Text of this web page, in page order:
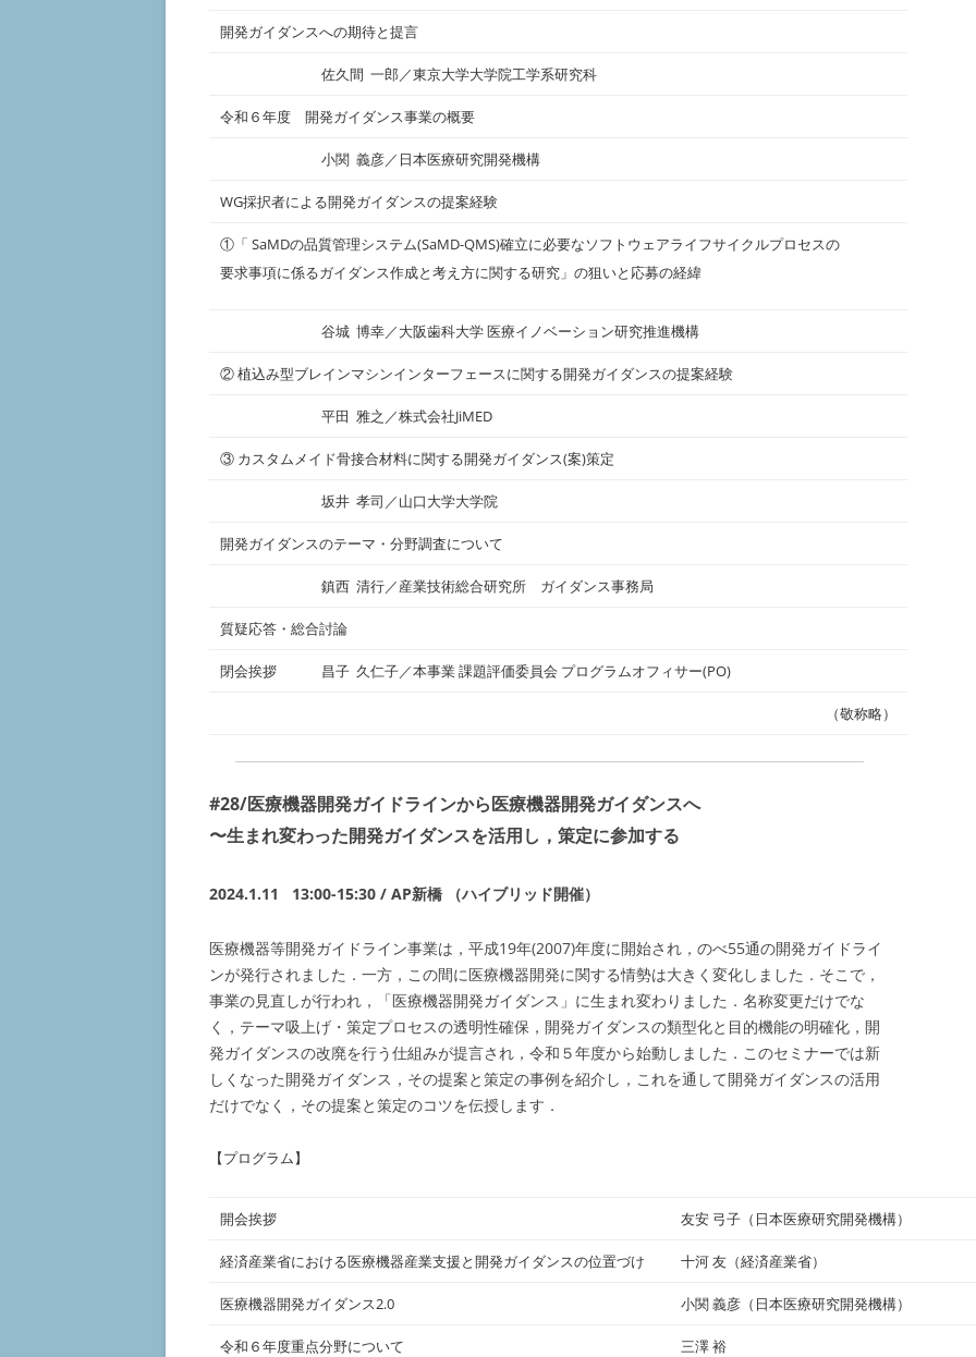
開発ガイダンスへの期待と提言
佐久間 一郎／東京大学大学院工学系研究科
令和６年度 開発ガイダンス事業の概要
小関 義彦／日本医療研究開発機構
WG採択者による開発ガイダンスの提案経験
①「 SaMDの品質管理システム(SaMD-QMS)確立に必要なソフトウェアライフサイクルプロセスの
要求事項に係るガイダンス作成と考え方に関する研究」の狙いと応募の経緯
谷城 博幸／大阪歯科大学 医療イノベーション研究推進機構
② 植込み型ブレインマシンインターフェースに関する開発ガイダンスの提案経験
平田 雅之／株式会社JiMED
③ カスタムメイド骨接合材料に関する開発ガイダンス(案)策定
坂井 孝司／山口大学大学院
開発ガイダンスのテーマ・分野調査について
鎮西 清行／産業技術総合研究所 ガイダンス事務局
質疑応答・総合討論
閉会挨拶 昌子 久仁子／本事業 課題評価委員会 プログラムオフィサー(PO)
（敬称略）
#28/医療機器開発ガイドラインから医療機器開発ガイダンスへ
〜生まれ変わった開発ガイダンスを活用し，策定に参加する
2024.1.11 13:00-15:30 / AP新橋 （ハイブリッド開催）
医療機器等開発ガイドライン事業は，平成19年(2007)年度に開始され，のべ55通の開発ガイドライ
ンが発行されました．一方，この間に医療機器開発に関する情勢は大きく変化しました．そこで，
事業の見直しが行われ，「医療機器開発ガイダンス」に生まれ変わりました．名称変更だけでな
く，テーマ吸上げ・策定プロセスの透明性確保，開発ガイダンスの類型化と目的機能の明確化，開
発ガイダンスの改廃を行う仕組みが提言され，令和５年度から始動しました．このセミナーでは新
しくなった開発ガイダンス，その提案と策定の事例を紹介し，これを通して開発ガイダンスの活用
だけでなく，その提案と策定のコツを伝授します．
【プログラム】
開会挨拶 友安 弓子（日本医療研究開発機構）
経済産業省における医療機器産業支援と開発ガイダンスの位置づけ 十河 友（経済産業省）
医療機器開発ガイダンス2.0 小関 義彦（日本医療研究開発機構）
令和６年度重点分野について
三澤 裕